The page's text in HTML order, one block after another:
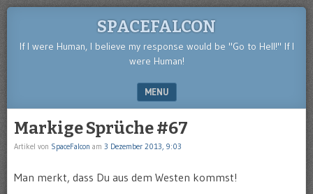
SPACEFALCON
If I were Human, I believe my response would be "Go to Hell!" If I
were Human!
MENU
Markige Sprüche #67
Artikel von SpaceFalcon am 3 Dezember 2013, 9:03
Man merkt, dass Du aus dem Westen kommst!